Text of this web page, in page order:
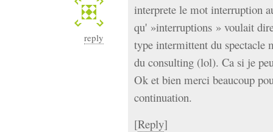
reply
interprete le mot interruption
qu' »interruptions » voulait
type intermittent du spectacle
du consulting (lol). Ca si je
Ok et bien merci beaucoup
continuation.
[Reply]